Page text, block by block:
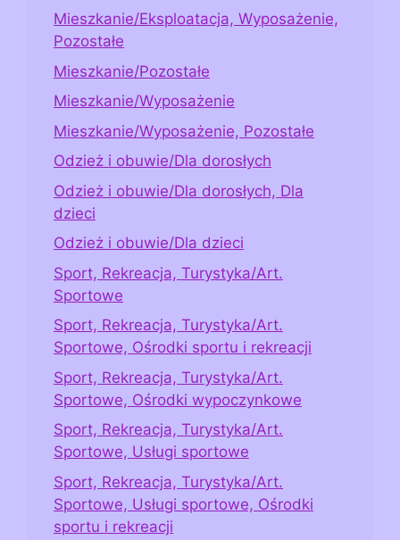
Mieszkanie/Eksploatacja, Wyposażenie,
Pozostałe
Mieszkanie/Pozostałe
Mieszkanie/Wyposażenie
Mieszkanie/Wyposażenie, Pozostałe
Odzież i obuwie/Dla dorosłych
Odzież i obuwie/Dla dorosłych, Dla
dzieci
Odzież i obuwie/Dla dzieci
Sport, Rekreacja, Turystyka/Art.
Sportowe
Sport, Rekreacja, Turystyka/Art.
Sportowe, Ośrodki sportu i rekreacji
Sport, Rekreacja, Turystyka/Art.
Sportowe, Ośrodki wypoczynkowe
Sport, Rekreacja, Turystyka/Art.
Sportowe, Usługi sportowe
Sport, Rekreacja, Turystyka/Art.
Sportowe, Usługi sportowe, Ośrodki
sportu i rekreacji